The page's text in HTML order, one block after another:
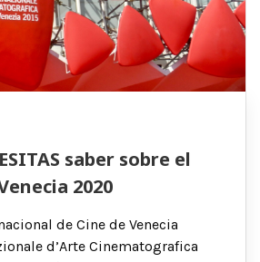
saber sobre el
2020
de Cine de Venecia
d’Arte Cinematografica